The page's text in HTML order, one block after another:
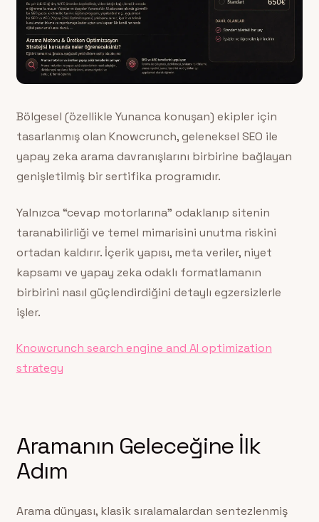
Bölgesel (özellikle Yunanca konuşan) ekipler için
tasarlanmış olan Knowcrunch, geleneksel SEO ile
yapay zeka arama davranışlarını birbirine bağlayan
genişletilmiş bir sertifika programıdır.
Yalnızca “cevap motorlarına” odaklanıp sitenin
taranabilirliği ve temel mimarisini unutma riskini
ortadan kaldırır. İçerik yapısı, meta veriler, niyet
kapsamı ve yapay zeka odaklı formatlamanın
birbirini nasıl güçlendirdiğini detaylı egzersizlerle
işler.
Knowcrunch search engine and AI optimization
strategy
Aramanın Geleceğine İlk
Adım
Arama dünyası, klasik sıralamalardan sentezlenmiş